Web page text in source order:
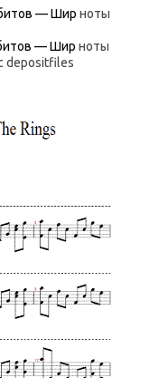
— Шир ноты
— Шир ноты
depositfiles